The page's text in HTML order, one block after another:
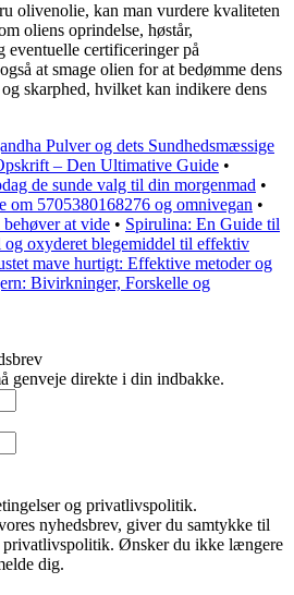
olivenolie, kan man vurdere kvaliteten
oliens oprindelse, høstår,
eventuelle certificeringer på
at smage olien for at bedømme dens
skarphed, hvilket kan indikere dens
Pulver og dets Sundhedsmæssige
– Den Ultimative Guide •
de sunde valg til din morgenmad •
om 5705380168276 og omnivegan •
at vide • Spirulina: En Guide til
og oxyderet blegemiddel til effektiv
mave hurtigt: Effektive metoder og
Bivirkninger, Forskelle og
genveje direkte i din indbakke.
og privatlivspolitik.
nyhedsbrev, giver du samtykke til
privatlivspolitik. Ønsker du ikke længere
dig.